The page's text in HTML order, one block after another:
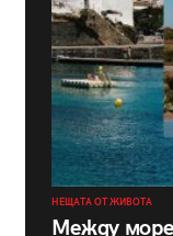
НЕЩАТА ОТ ЖИВОТА
Между